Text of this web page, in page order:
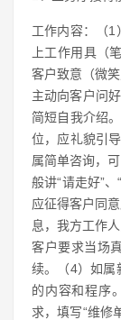
工作内容：（1
上工作用具（
客户致意（微
主动向客户问
简短自我介绍
位，应礼貌引
属简单咨询，
般讲“请走好”
应征得客户同
息，我方工作
客户要求当场
续。（4）如属
的内容和程序
求，填写“维修